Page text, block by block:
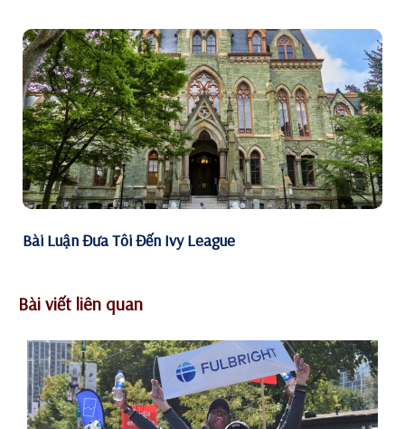
Bài Luận Đưa Tôi Đến Ivy League
Bài viết liên quan